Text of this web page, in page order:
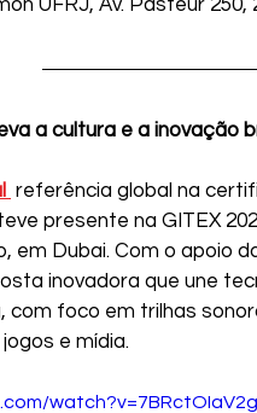
UFRJ, Av. Pasteur 250,
a cultura e a inovação
referência global na
presente na GITEX
em Dubai. Com o apoio
inovadora que une
com foco em trilhas
e mídia.
watch?v=7BRctOIaV2g